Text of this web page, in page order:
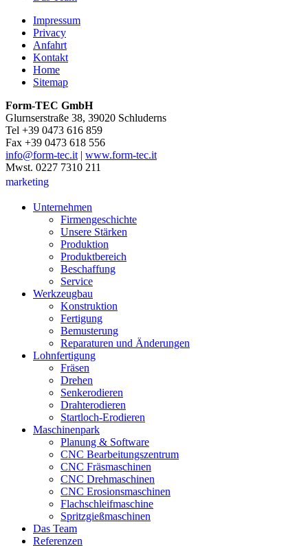
Impressum
Privacy
Anfahrt
Kontakt
Home
Sitemap
Form-TEC GmbH
Glurnserstraße 38, 39020 Schluderns
Tel +39 0473 616 859
Fax +39 0473 618 556
info@form-tec.it| www.form-tec.it
Mwst. 0227 7310 211
marketing
Unternehmen
Firmengeschichte
Unsere Stärken
Produktion
Produktbereich
Beschaffung
Service
Werkzeugbau
Konstruktion
Fertigung
Bemusterung
Reparaturen und Änderungen
Lohnfertigung
Fräsen
Drehen
Senkerodieren
Drahterodieren
Startloch-Erodieren
Maschinenpark
Planung & Software
CNC Bearbeitungszentrum
CNC Fräsmaschinen
CNC Drehmaschinen
CNC Erosionsmaschinen
Flachschleifmaschine
Spritzgießmaschinen
Das Team
Referenzen